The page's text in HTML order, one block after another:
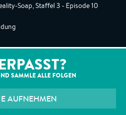
Soap, Staffel 3 - Episode 10
SAMMLE ALLE FOLGEN
AUFNEHMEN